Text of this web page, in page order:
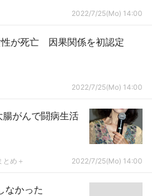
2022/7/25(Mo) 14:00
性が死亡 因果関係を初認定
2022/7/25(Mo) 14:00
がんで闘病生活
とめ＋ 2022/7/25(Mo) 14:00
なかった